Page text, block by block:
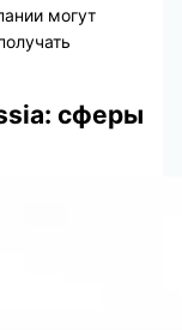
могут
сферы